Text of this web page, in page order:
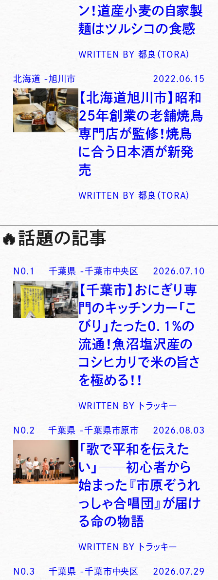
ン！道産小麦の自家製
麺はツルシコの食感
WRITTEN BY 都良（TORA)
北海道 -旭川市 2022.06.15
【北海道旭川市】昭和
25年創業の老舗焼鳥
専門店が監修！焼鳥
に合う日本酒が新発
売
WRITTEN BY 都良（TORA)
🔥話題の記事
N0. 1 千葉県 -千葉市中央区 2026.07.10
【千葉市】おにぎり専
門のキッチンカー「こ
びり」たった0．1％の
流通！魚沼塩沢産の
コシヒカリで米の旨さ
を極める！！
WRITTEN BY トラッキー
N0. 2 千葉県 -千葉県市原市 2026.08.03
「歌で平和を伝えた
い」──初心者から
始まった『市原ぞうれ
っしゃ合唱団』が届け
る命の物語
WRITTEN BY トラッキー
N0. 3 千葉県 -千葉市中央区 2026.07.29